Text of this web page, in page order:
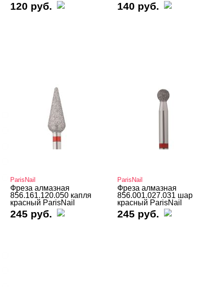
Боковых валиков
Внутренняя коррекция
Вросшего ногтя
Загрубевшей кожи
Показать все
ДИАМЕТР РАБОЧЕЙ ЧАСТИ
120 руб. 140 руб.
ParisNail
Фреза алмазная
856.161.120.050 капля
красный ParisNail
245 руб.
ParisNail
Фреза алмазная
856.001.027.031 шар
красный ParisNail
245 руб.